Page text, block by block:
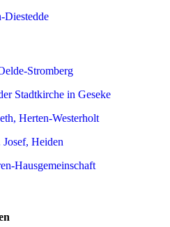
Diestedde
Stromberg
Stadtkirche in Geseke
Herten-Westerholt
Josef, Heiden
Hausgemeinschaft